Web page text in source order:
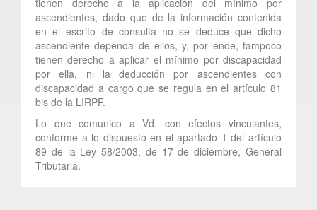
ascendientes, dado que de la información contenida
en el escrito de consulta no se deduce que dicho
ascendiente dependa de ellos, y, por ende, tampoco
tienen derecho a aplicar el mínimo por discapacidad
por ella, ni la deducción por ascendientes con
discapacidad a cargo que se regula en el artículo 81
bis de la LIRPF.
Lo que comunico a Vd. con efectos vinculantes,
conforme a lo dispuesto en el apartado 1 del artículo
89 de la Ley 58/2003, de 17 de diciembre, General
Tributaria.